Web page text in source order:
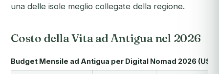
una delle isole meglio collegate della regione.
Costo della Vita ad Antigua nel 2026
Budget Mensile ad Antigua per Digital Nomad 2026 (USD)